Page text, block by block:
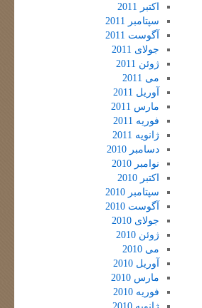
اکتبر 2011
سپتامبر 2011
آگوست 2011
جولای 2011
ژوئن 2011
می 2011
آوریل 2011
مارس 2011
فوریه 2011
ژانویه 2011
دسامبر 2010
نوامبر 2010
اکتبر 2010
سپتامبر 2010
آگوست 2010
جولای 2010
ژوئن 2010
می 2010
آوریل 2010
مارس 2010
فوریه 2010